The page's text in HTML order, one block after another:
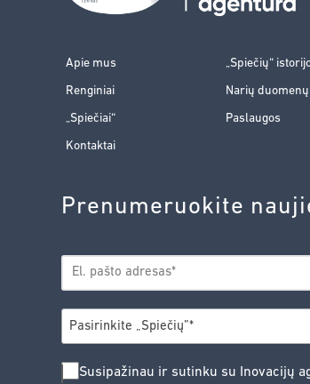
Apie mus „Spiečių“
Renginiai Narių
„Spiečiai“ Paslaugos
Kontaktai
Prenumeruokite
EL.
PAŠTAS*
MIESTAS*
Pasirinkite „Spiečių”*
SUSIPAŽINAU
Susipažinau ir sutinku su Inovacijų